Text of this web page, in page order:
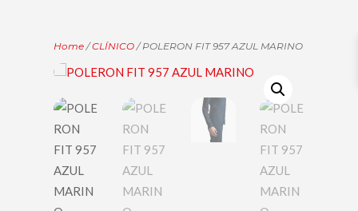
Home/CLÍNICO/ POLERON FIT 957 AZUL MARINO